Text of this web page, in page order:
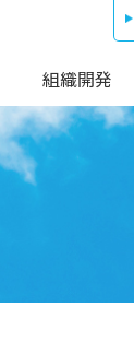
組織開発